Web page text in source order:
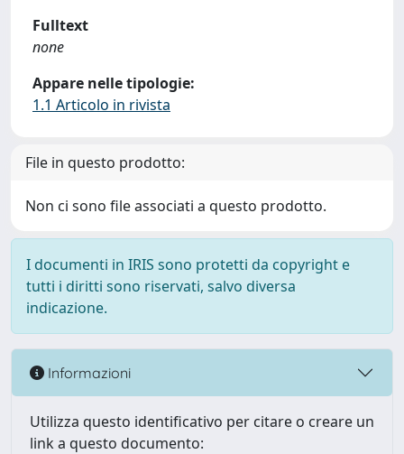
Fulltext
none
Appare nelle tipologie:
1.1 Articolo in rivista
File in questo prodotto:
Non ci sono file associati a questo prodotto.
I documenti in IRIS sono protetti da copyright e
tutti i diritti sono riservati, salvo diversa
indicazione.
Informazioni
Utilizza questo identificativo per citare o creare un
link a questo documento: